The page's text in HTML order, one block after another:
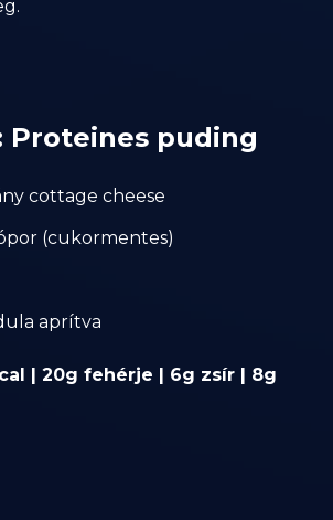
Proteines puding
cottage cheese
(cukormentes)
aprítva
| 20g fehérje | 6g zsír | 8g